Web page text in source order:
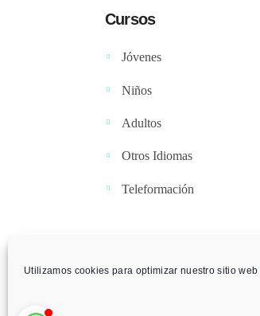
Utilizamos cookies para optimizar nuestro sitio
Cursos
Jóvenes
Niños
Adultos
Otros Idiomas
Teleformación